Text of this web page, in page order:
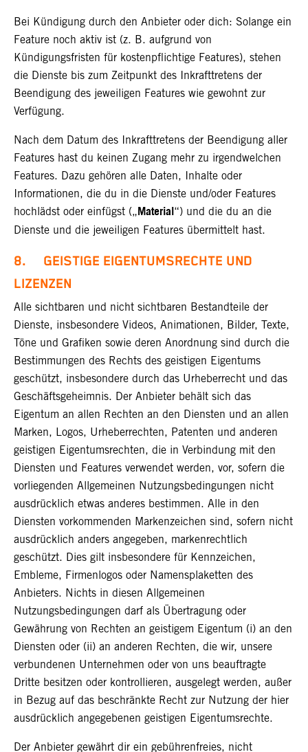
Bei Kündigung durch den Anbieter oder dich: Solange ein
Feature noch aktiv ist (z. B. aufgrund von
Kündigungsfristen für kostenpflichtige Features), stehen
die Dienste bis zum Zeitpunkt des Inkrafttretens der
Beendigung des jeweiligen Features wie gewohnt zur
Verfügung.
Nach dem Datum des Inkrafttretens der Beendigung aller
Features hast du keinen Zugang mehr zu irgendwelchen
Features. Dazu gehören alle Daten, Inhalte oder
Informationen, die du in die Dienste und/oder Features
hochlädst oder einfügst („Material“) und die du an die
Dienste und die jeweiligen Features übermittelt hast.
8. GEISTIGE EIGENTUMSRECHTE UND
LIZENZEN
Alle sichtbaren und nicht sichtbaren Bestandteile der
Dienste, insbesondere Videos, Animationen, Bilder, Texte,
Töne und Grafiken sowie deren Anordnung sind durch die
Bestimmungen des Rechts des geistigen Eigentums
geschützt, insbesondere durch das Urheberrecht und das
Geschäftsgeheimnis. Der Anbieter behält sich das
Eigentum an allen Rechten an den Diensten und an allen
Marken, Logos, Urheberrechten, Patenten und anderen
geistigen Eigentumsrechten, die in Verbindung mit den
Diensten und Features verwendet werden, vor, sofern die
vorliegenden Allgemeinen Nutzungsbedingungen nicht
ausdrücklich etwas anderes bestimmen. Alle in den
Diensten vorkommenden Markenzeichen sind, sofern nicht
ausdrücklich anders angegeben, markenrechtlich
geschützt. Dies gilt insbesondere für Kennzeichen,
Embleme, Firmenlogos oder Namensplaketten des
Anbieters. Nichts in diesen Allgemeinen
Nutzungsbedingungen darf als Übertragung oder
Gewährung von Rechten an geistigem Eigentum (i) an den
Diensten oder (ii) an anderen Rechten, die wir, unsere
verbundenen Unternehmen oder von uns beauftragte
Dritte besitzen oder kontrollieren, ausgelegt werden, außer
in Bezug auf das beschränkte Recht zur Nutzung der hier
ausdrücklich angegebenen geistigen Eigentumsrechte.
Der Anbieter gewährt dir ein gebührenfreies, nicht